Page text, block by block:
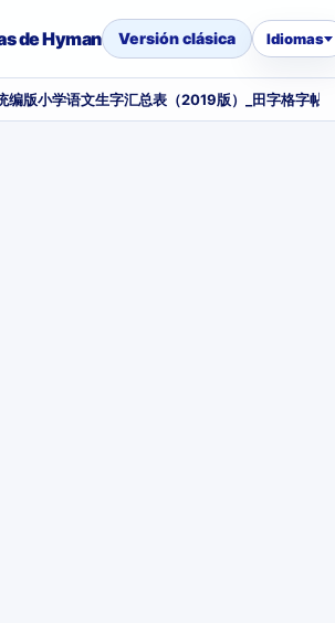
de Hyman Versión clásica Idiomas
编版小学语文生字汇总表（2019版）_田字格字帖